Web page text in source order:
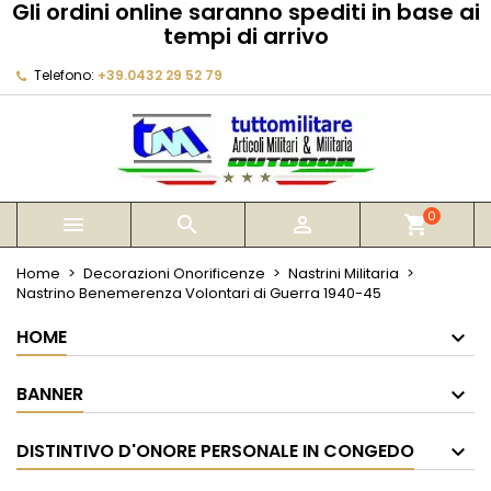
Gli ordini online saranno spediti in base ai
tempi di arrivo
Telefono: +39.0432 29 52 79
   shopping_cart0
Home Decorazioni Onorificenze
Nastrini Militaria
Nastrino Benemerenza Volontari di Guerra 1940-45
HOME
BANNER
DISTINTIVO D'ONORE PERSONALE IN CONGEDO
My wishlists
add_circle_outline Create new list
Crea lista dei desideri
Annulla Crea lista dei desideri
Devi avere effettuato l'accesso per salvare dei
prodotti nella tua lista dei desideri.
Annulla